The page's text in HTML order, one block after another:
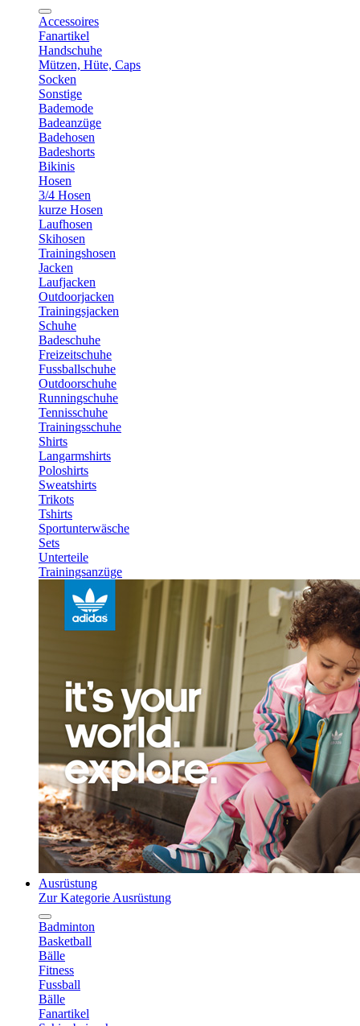
Accessoires
Fanartikel
Handschuhe
Mützen, Hüte, Caps
Socken
Sonstige
Bademode
Badeanzüge
Badehosen
Badeshorts
Bikinis
Hosen
3/4 Hosen
kurze Hosen
Laufhosen
Skihosen
Trainingshosen
Jacken
Laufjacken
Outdoorjacken
Trainingsjacken
Schuhe
Badeschuhe
Freizeitschuhe
Fussballschuhe
Outdoorschuhe
Runningschuhe
Tennisschuhe
Trainingsschuhe
Shirts
Langarmshirts
Poloshirts
Sweatshirts
Trikots
Tshirts
Sportunterwäsche
Sets
Unterteile
Trainingsanzüge
Ausrüstung
Zur Kategorie Ausrüstung
Badminton
Basketball
Bälle
Fitness
Fussball
Bälle
Fanartikel